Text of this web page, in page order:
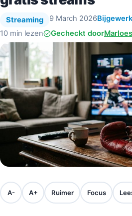
Streaming 9 March 2026
10 min lezen
Gecheckt door
A- A+ Ruimer Focus